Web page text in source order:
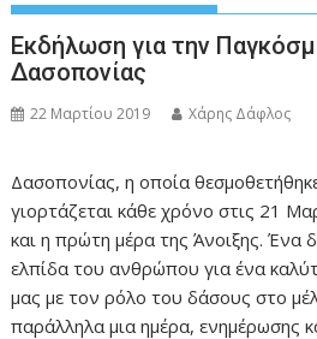
Εκδήλωση για την
Δασοπονίας
22 Μαρτίου 2019 Χάρης Δάφλος
Δασοπονίας, η οποία
γιορτάζεται κάθε χρόνο στις 21
και η πρώτη μέρα της Άνοιξης. Ένα
ελπίδα του ανθρώπου για ένα
μας με τον ρόλο του δάσους στο
παράλληλα μια ημέρα, ενημέρωσης